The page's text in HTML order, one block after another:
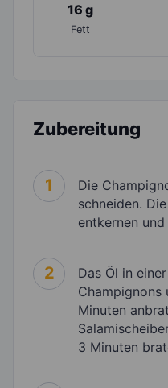
16 g
Fett
Zubereitung
1
Die
schneiden.
entkernen
2
Das Öl in
Champignons
Minuten
3 Minuten